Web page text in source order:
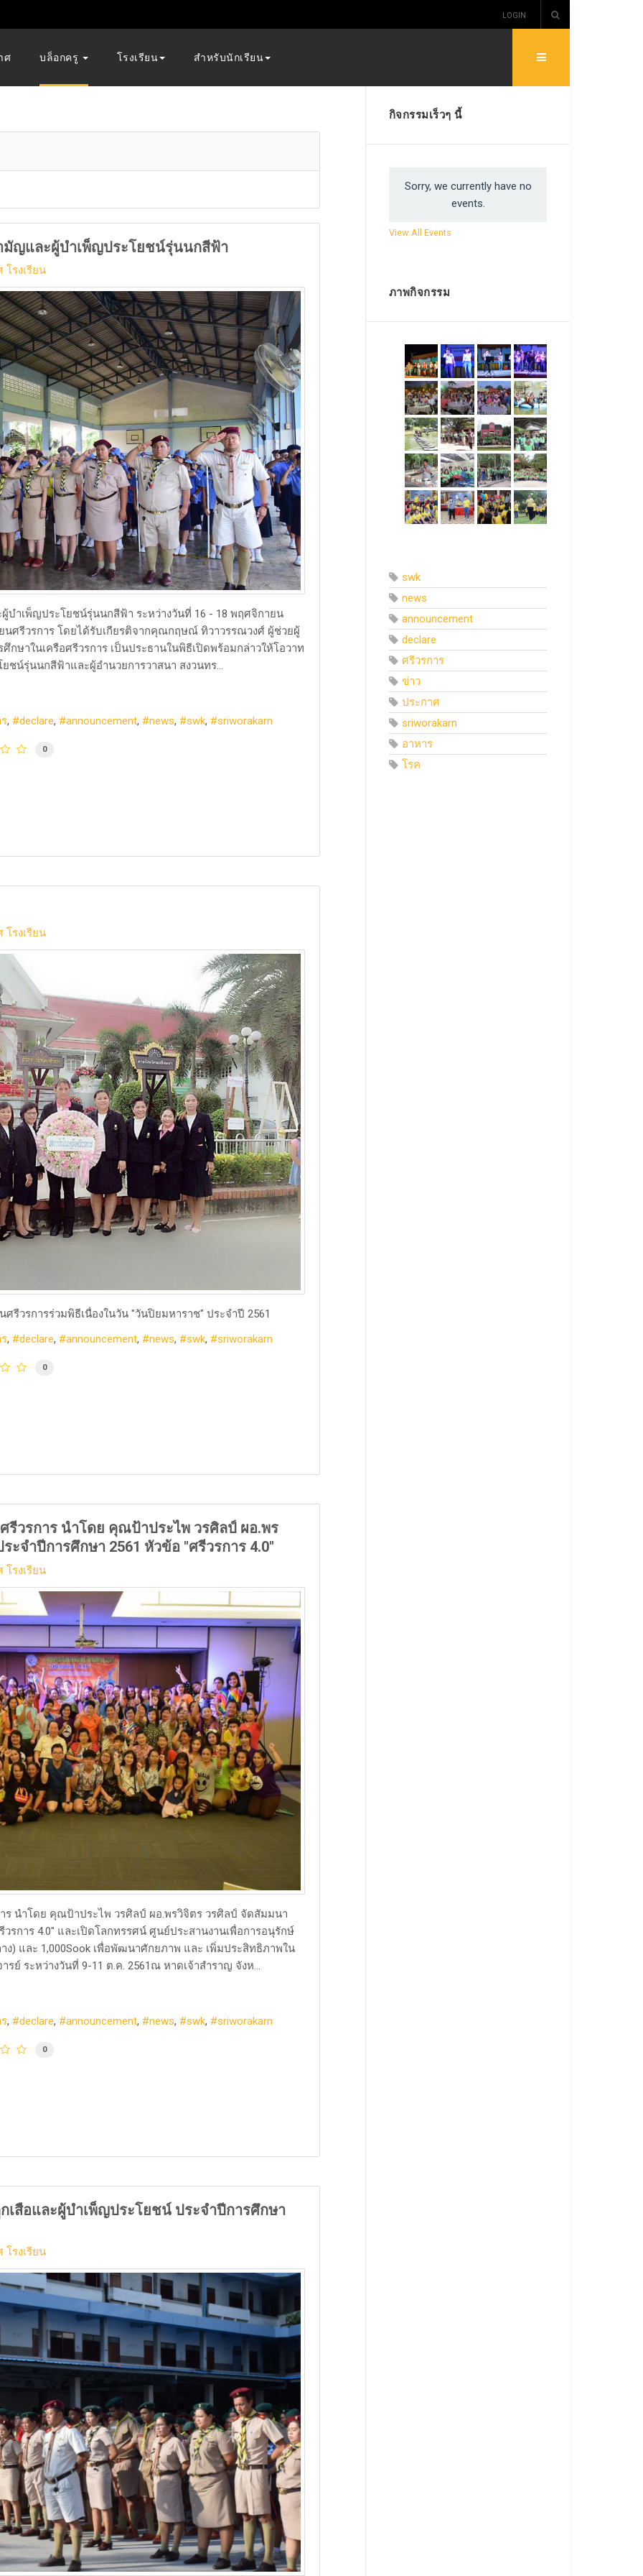
LOGIN
ศ บล็อกครู โรงเรียน สำหรับนักเรียน
มัญและผู้บำเพ็ญประโยชน์รุ่นนกสีฟ้า
โรงเรียน
บำเพ็ญประโยชน์รุ่นนกสีฟ้า ระหว่างวันที่ 16 - 18 พฤศจิกายน
ยนศรีวรการ โดยได้รับเกียรติจากคุณกฤษณ์ ทิวาวรรณวงศ์ ผู้ช่วยผู้
กษาในเครือศรีวรการ เป็นประธานในพิธีเปิดพร้อมกล่าวให้โอวาท
ชน์รุ่นนกสีฟ้าและผู้อำนวยการวาสนา สงวนทร...
declare announcement news swk sriworakarn
0
โรงเรียน
วรการร่วมพิธีเนื่องในวัน "วันปิยมหาราช" ประจำปี 2561
declare announcement news swk sriworakarn
0
รีวรการ นำโดย คุณป้าประไพ วรศิลป์ ผอ.พร
ะจำปีการศึกษา 2561 หัวข้อ "ศรีวรการ 4.0"
โรงเรียน
นำโดย คุณป้าประไพ วรศิลป์ ผอ.พรวิจิตร วรศิลป์ จัดสัมมนา
รการ 4.0" และเปิดโลกทรรศน์ ศูนย์ประสานงานเพื่อการอนุรักษ์
ง) และ 1,000Sook เพื่อพัฒนาศักยภาพ และ เพิ่มประสิทธิภาพใน
ย์ ระหว่างวันที่ 9-11 ต.ค. 2561ณ หาดเจ้าสำราญ จังห...
declare announcement news swk sriworakarn
0
เสือและผู้บำเพ็ญประโยชน์ ประจำปีการศึกษา
โรงเรียน
กิจกรรมเร็วๆ นี้
Sorry, we currently have no
events.
View All Events
ภาพกิจกรรม
swk
news
announcement
declare
ศรีวรการ
ข่าว
ประกาศ
sriworakarn
อาหาร
โรค